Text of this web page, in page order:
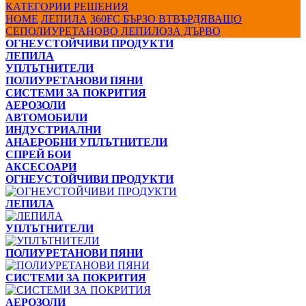
КАТЕГОРИИ РЕШЕНИЯ
HOME ЛЕПИЛА 360FC БЪРЗО ВТВЪРДЯВАЩО
СЕПОЛИУРЕТАНОВО ЛЕПИЛОЗА ДЪРВО
ОГНЕУСТОЙЧИВИ ПРОДУКТИ
ЛЕПИЛА
УПЛЪТНИТЕЛИ
ПОЛИУРЕТАНОВИ ПЯНИ
СИСТЕМИ ЗА ПОКРИТИЯ
АЕРОЗОЛИ
АВТОМОБИЛИ
ИНДУСТРИАЛНИ
АНАЕРОБНИ УПЛЪТНИТЕЛИ
СПРЕЙ БОИ
АКСЕСОАРИ
ОГНЕУСТОЙЧИВИ ПРОДУКТИ
ЛЕПИЛА
УПЛЪТНИТЕЛИ
ПОЛИУРЕТАНОВИ ПЯНИ
СИСТЕМИ ЗА ПОКРИТИЯ
АЕРОЗОЛИ